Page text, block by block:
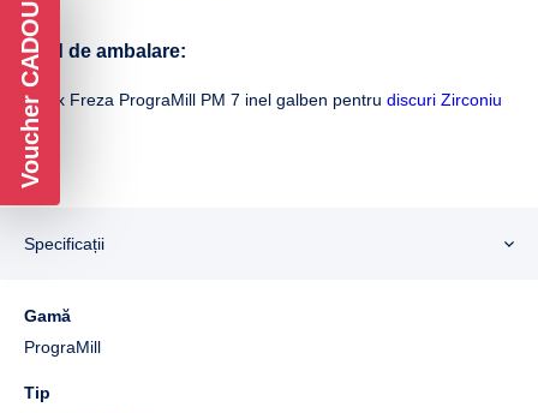
Mod de ambalare:
1 x Freza PrograMill PM 7 inel galben pentru discuri Zirconiu
Specificații
Gamă
PrograMill
Tip
Voucher CADOU